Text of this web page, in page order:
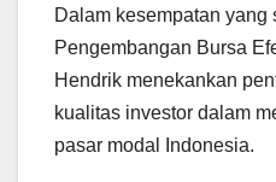
Dalam kesempatan yang
Pengembangan Bursa
Hendrik menekankan
kualitas investor dalam
pasar modal Indonesia.